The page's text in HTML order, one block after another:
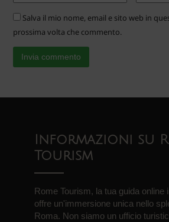
Salva il mio nome, email e sito web in
prossima volta che commento.
Informazioni su
Tourism
Rome Tourism, la tua guida online
offre un'immersione unica nello
Roma. Non siamo un ufficio